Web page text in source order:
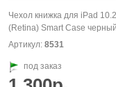
Чехол книжка для iPad
(Retina) Smart Case
Артикул: 8531
под заказ